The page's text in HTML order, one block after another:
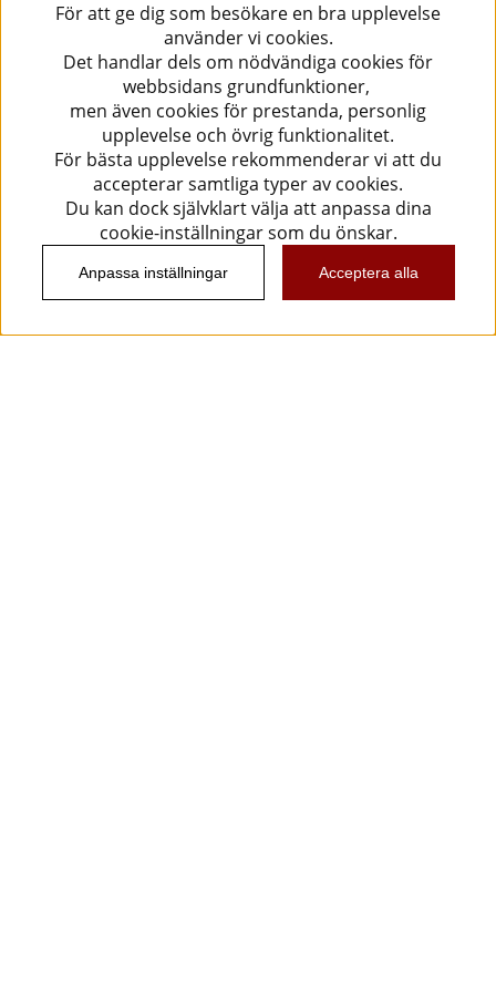
För att ge dig som besökare en bra upplevelse
använder vi cookies.
Det handlar dels om nödvändiga cookies för
webbsidans grundfunktioner,
men även cookies för prestanda, personlig
upplevelse och övrig funktionalitet.
För bästa upplevelse rekommenderar vi att du
accepterar samtliga typer av cookies.
Du kan dock självklart välja att anpassa dina
cookie-inställningar som du önskar.
Anpassa inställningar Acceptera alla